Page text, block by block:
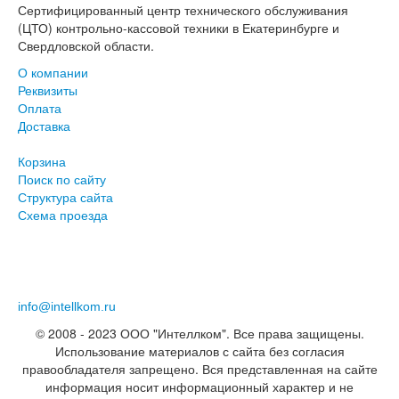
Сертифицированный центр технического обслуживания
(ЦТО) контрольно-кассовой техники в Екатеринбурге и
Свердловской области.
О компании
Реквизиты
Оплата
Доставка
Корзина
Поиск по сайту
Структура сайта
Схема проезда
info@intellkom.ru
© 2008 - 2023 ООО "Интеллком". Все права защищены.
Использование материалов с сайта без согласия
правообладателя запрещено. Вся представленная на сайте
информация носит информационный характер и не